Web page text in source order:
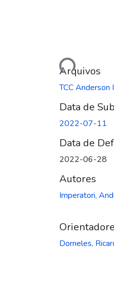
Carregando...
Arquivos
TCC
Data de
2022-07-11
Data de
2022-06-28
Autores
Imperatori,
Dorneles,